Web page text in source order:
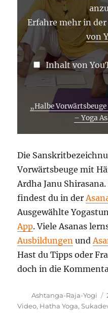
YOGA
ASANA
LEXIKON“
VON
YOUTUBE
ANZEIGEN
Erfahre mehr in
von
Inhalt von
„Halbe
– Yoga
Die
Vorwärtsbeuge mit
Ardha Janu
findest du in der
Ausgewählte
App. Viele Asanas
Ausbildungen und
Hast du Tipps oder
doch in die
Autor
Ashtanga-Raja-Yogi
Video, Hatha Yoga,